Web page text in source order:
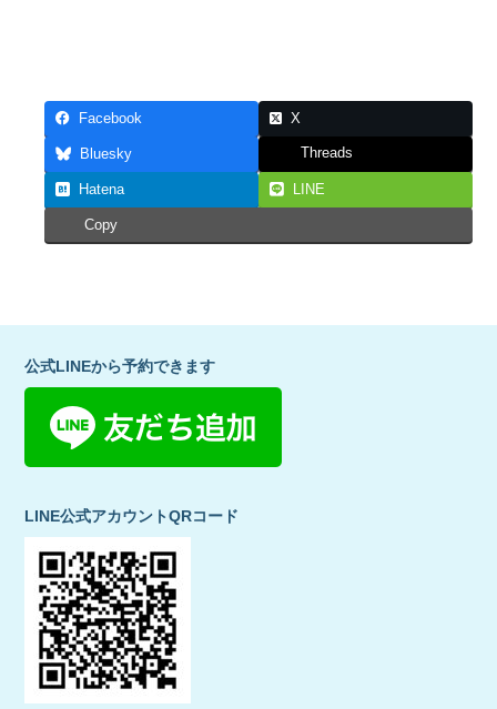
Facebook X
Bluesky Threads
Hatena LINE
Copy
公式LINEから予約できます
LINE公式アカウントQRコード